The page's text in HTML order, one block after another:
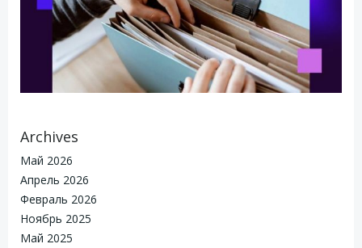
Archives
Май 2026
Апрель 2026
Февраль 2026
Ноябрь 2025
Май 2025